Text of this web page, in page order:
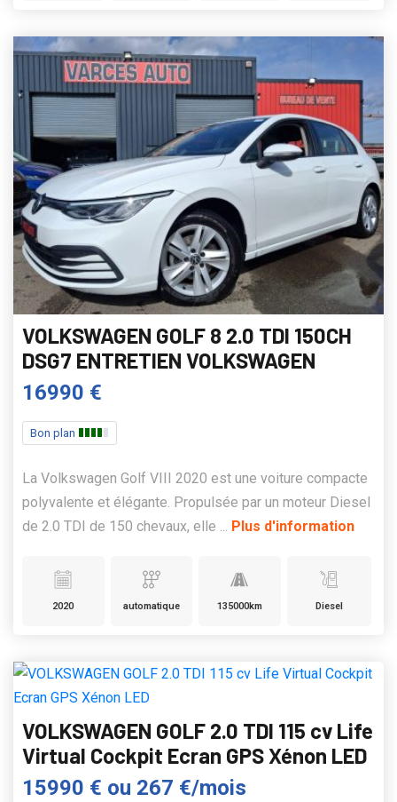
VOLKSWAGEN GOLF 8 2.0 TDI 150CH
DSG7 ENTRETIEN VOLKSWAGEN
16990 €
Bon plan
La Volkswagen Golf VIII 2020 est une voiture compacte
polyvalente et élégante. Propulsée par un moteur Diesel
de 2.0 TDI de 150 chevaux, elle ... Plus d'information
2020 automatique 135000km Diesel
VOLKSWAGEN GOLF 2.0 TDI 115 cv Life
Virtual Cockpit Ecran GPS Xénon LED
15990 € ou 267 €/mois